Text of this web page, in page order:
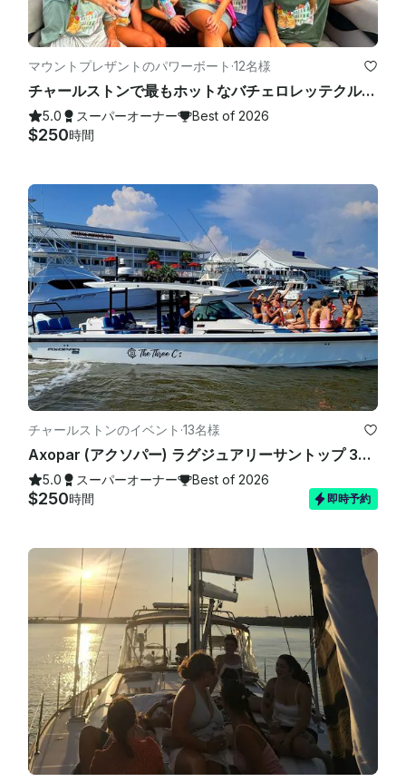
マウントプレザントのパワーボート ·12名様
チャールストンで最もホットなバチェロレッテクルーズ—今すぐ予約して最高の日程をチェック!
5.0 スーパーオーナー Best of 2026
$250時間
チャールストンのイベント ·13名様
Axopar (アクソパー) ラグジュアリーサントップ 37フィートサントップ（船内トイレ付き）— チャールストンでは最大13名様まで
5.0 スーパーオーナー Best of 2026
$250時間 即時予約